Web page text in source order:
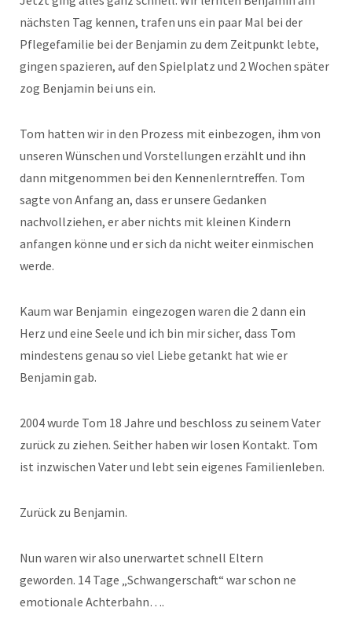
nächsten Tag kennen, trafen uns ein paar Mal bei der
Pflegefamilie bei der Benjamin zu dem Zeitpunkt lebte,
gingen spazieren, auf den Spielplatz und 2 Wochen später
zog Benjamin bei uns ein.
Tom hatten wir in den Prozess mit einbezogen, ihm von
unseren Wünschen und Vorstellungen erzählt und ihn
dann mitgenommen bei den Kennenlerntreffen. Tom
sagte von Anfang an, dass er unsere Gedanken
nachvollziehen, er aber nichts mit kleinen Kindern
anfangen könne und er sich da nicht weiter einmischen
werde.
Kaum war Benjamin eingezogen waren die 2 dann ein
Herz und eine Seele und ich bin mir sicher, dass Tom
mindestens genau so viel Liebe getankt hat wie er
Benjamin gab.
2004 wurde Tom 18 Jahre und beschloss zu seinem Vater
zurück zu ziehen. Seither haben wir losen Kontakt. Tom
ist inzwischen Vater und lebt sein eigenes Familienleben.
Zurück zu Benjamin.
Nun waren wir also unerwartet schnell Eltern
geworden. 14 Tage „Schwangerschaft“ war schon ne
emotionale Achterbahn….